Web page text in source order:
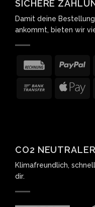
SICHERE
Damit deine
ankommt, bieten wir
CO2
Klimafreundlich,
dir.